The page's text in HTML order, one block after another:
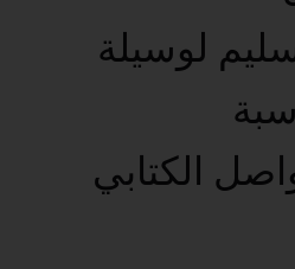
لوسيلة
الكتابي